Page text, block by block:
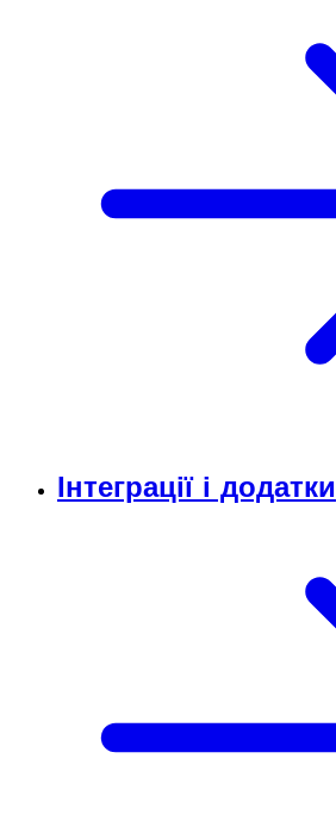
Інтеграції і додатки